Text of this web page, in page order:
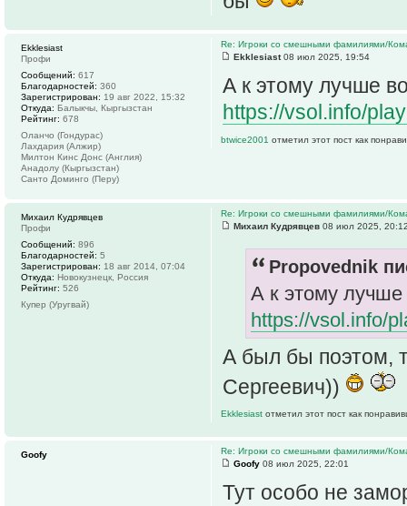
Re: Игроки со смешными фамилиями/
Ekklesiast08 июл 2025, 19:54
А к этому лучше
https://vsol.info/
btwice2001 отметил этот пост как
Ekklesiast
Профи
Сообщений: 617
Благодарностей: 360
Зарегистрирован: 19 авг 2022, 15:32
Откуда: Балыкчы, Кыргызстан
Рейтинг: 678
Оланчо (Гондурас)
Лахдария (Алжир)
Милтон Кинс Донс (Англия)
Анадолу (Кыргызстан)
Санто Доминго (Перу)
Re: Игроки со смешными фамилиями/
Михаил Кудрявцев 08 июл 2025,
Propovednik
А к этому
https://vsol.info/
А был бы поэтом,
Сергеевич))
Ekklesiast отметил этот пост как
Михаил Кудрявцев
Профи
Сообщений: 896
Благодарностей: 5
Зарегистрирован: 18 авг 2014, 07:04
Откуда: Новокузнецк, Россия
Рейтинг: 526
Купер (Уругвай)
Re: Игроки со смешными фамилиями/
Goofy 08 июл 2025, 22:01
Тут особо не
Goofy